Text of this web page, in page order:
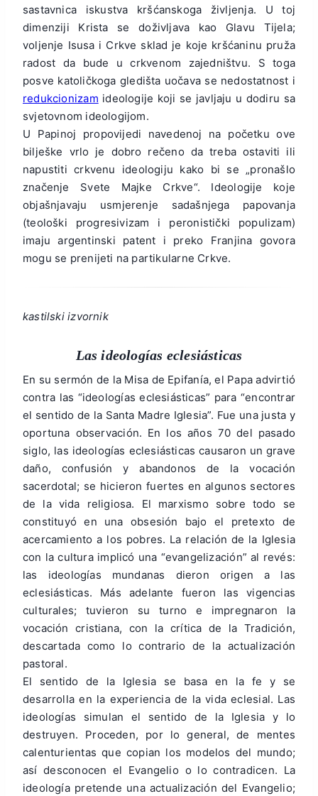
sastavnica iskustva kršćanskoga življenja. U toj
dimenziji Krista se doživljava kao Glavu Tijela;
voljenje Isusa i Crkve sklad je koje kršćaninu pruža
radost da bude u crkvenom zajedništvu. S toga
posve katoličkoga gledišta uočava se nedostatnost i
redukcionizam ideologije koji se javljaju u dodiru sa
svjetovnom ideologijom.
U Papinoj propovijedi navedenoj na početku ove
bilješke vrlo je dobro rečeno da treba ostaviti ili
napustiti crkvenu ideologiju kako bi se „pronašlo
značenje Svete Majke Crkve“. Ideologije koje
objašnjavaju usmjerenje sadašnjega papovanja
(teološki progresivizam i peronistički populizam)
imaju argentinski patent i preko Franjina govora
mogu se prenijeti na partikularne Crkve.
kastilski izvornik
Las ideologías eclesiásticas
En su sermón de la Misa de Epifanía, el Papa advirtió
contra las “ideologías eclesiásticas” para “encontrar
el sentido de la Santa Madre Iglesia”. Fue una justa y
oportuna observación. En los años 70 del pasado
siglo, las ideologías eclesiásticas causaron un grave
daño, confusión y abandonos de la vocación
sacerdotal; se hicieron fuertes en algunos sectores
de la vida religiosa. El marxismo sobre todo se
constituyó en una obsesión bajo el pretexto de
acercamiento a los pobres. La relación de la Iglesia
con la cultura implicó una “evangelización” al revés:
las ideologías mundanas dieron origen a las
eclesiásticas. Más adelante fueron las vigencias
culturales; tuvieron su turno e impregnaron la
vocación cristiana, con la crítica de la Tradición,
descartada como lo contrario de la actualización
pastoral.
El sentido de la Iglesia se basa en la fe y se
desarrolla en la experiencia de la vida eclesial. Las
ideologías simulan el sentido de la Iglesia y lo
destruyen. Proceden, por lo general, de mentes
calenturientas que copian los modelos del mundo;
así desconocen el Evangelio o lo contradicen. La
ideología pretende una actualización del Evangelio;